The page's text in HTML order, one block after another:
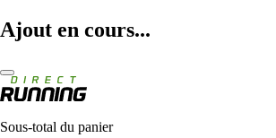
Ajout en cours...
Sous-total du panier